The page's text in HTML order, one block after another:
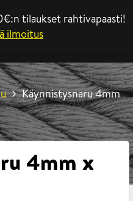
tilaukset rahtivapaasti!
ilmoitus
Käynnistysnaru 4mm
4mm x